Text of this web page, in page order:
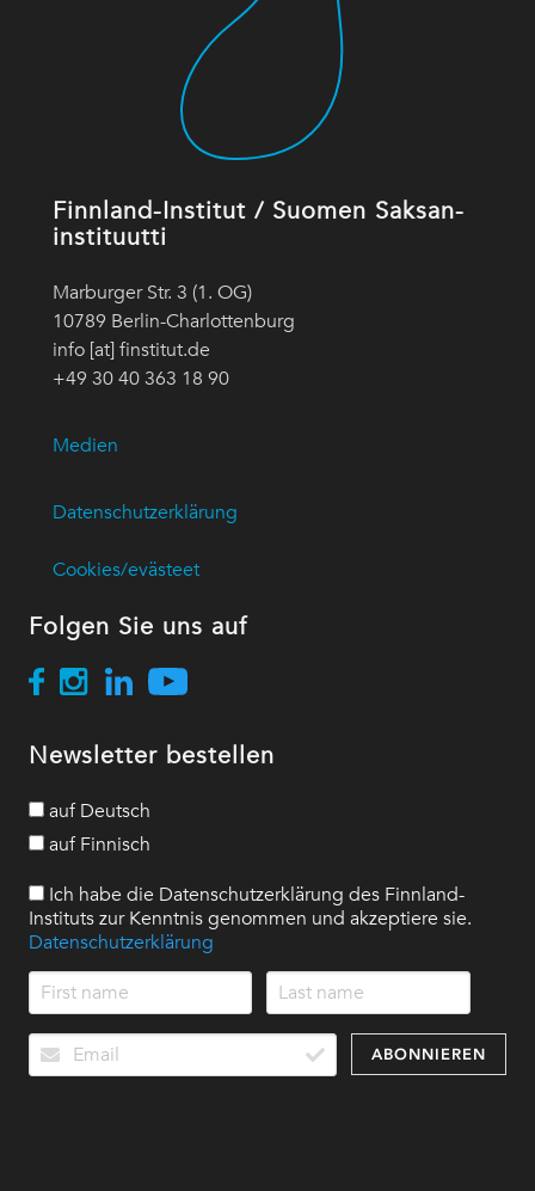
Finnland-Institut / Suomen Saksan-
instituutti
Marburger Str. 3 (1. OG)
10789 Berlin-Charlottenburg
info [at] finstitut.de
+49 30 40 363 18 90
Medien
Datenschutzerklärung
Cookies/evästeet
Folgen Sie uns auf
Newsletter bestellen
auf Deutsch
auf Finnisch
Ich habe die Datenschutzerklärung des Finnland-
Instituts zur Kenntnis genommen und akzeptiere sie.
Datenschutzerklärung
ABONNIEREN